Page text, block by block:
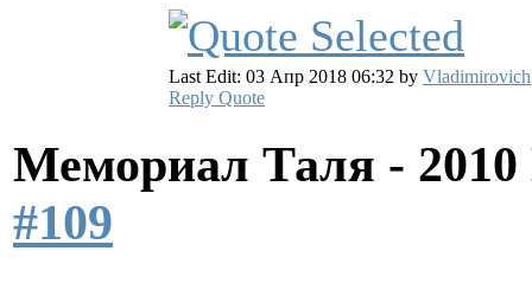
Last Edit: 03 Апр 2018 06:32 by Vladimirovich
Reply Quote
Мемориал Таля -
#109